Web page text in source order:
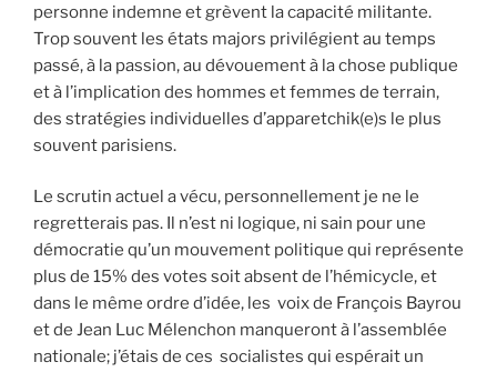
personne indemne et grèvent la capacité militante.
Trop souvent les états majors privilégient au temps
passé, à la passion, au dévouement à la chose publique
et à l’implication des hommes et femmes de terrain,
des stratégies individuelles d’apparetchik(e)s le plus
souvent parisiens.
Le scrutin actuel a vécu, personnellement je ne le
regretterais pas. Il n’est ni logique, ni sain pour une
démocratie qu’un mouvement politique qui représente
plus de 15% des votes soit absent de l’hémicycle, et
dans le même ordre d’idée, les voix de François Bayrou
et de Jean Luc Mélenchon manqueront à l’assemblée
nationale; j’étais de ces socialistes qui espérait un